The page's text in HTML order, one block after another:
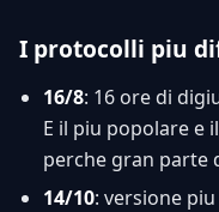
I protocolli piu
16/8: 16 ore di
E il piu popolare e
perche gran parte
14/10: versione